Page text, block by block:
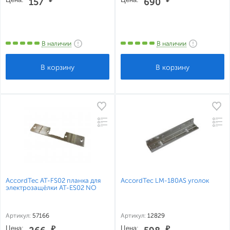
В наличии В наличии
AccordTec AT-FS02 планка для
электрозащёлки AT-ES02 NO
Артикул: 57166
Цена: ₽
AccordTec LM-180AS уголок
Артикул: 12829
Цена: ₽